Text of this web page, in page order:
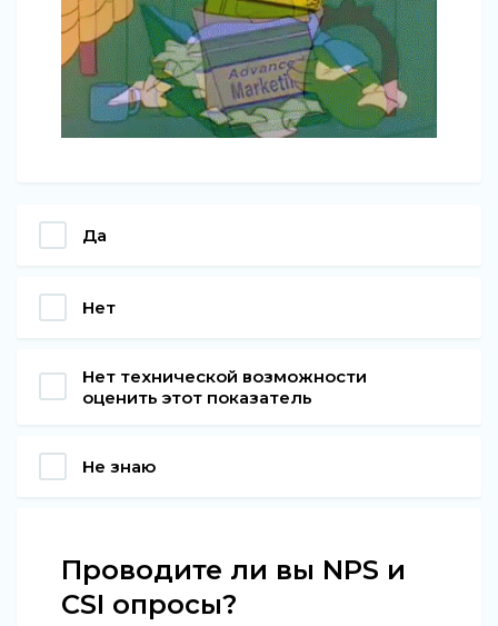
Да
Нет
Нет технической возможности
оценить этот показатель
Не знаю
Проводите ли вы NPS и
CSI опросы?